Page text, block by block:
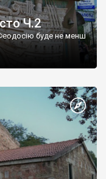
Ч.2
буде не менш